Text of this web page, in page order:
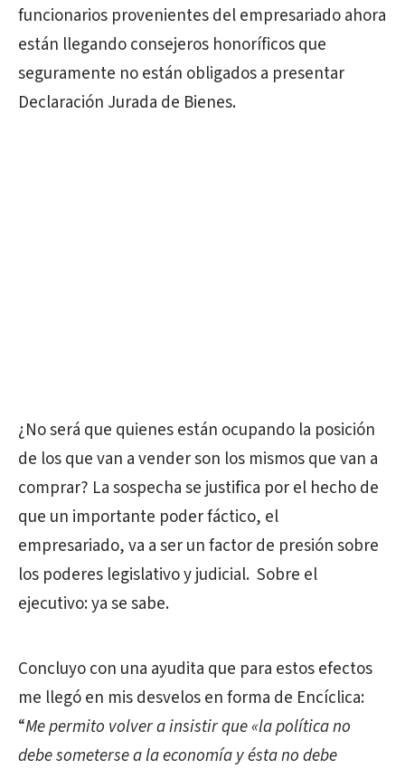
funcionarios provenientes del empresariado ahora
están llegando consejeros honoríficos que
seguramente no están obligados a presentar
Declaración Jurada de Bienes.
¿No será que quienes están ocupando la posición
de los que van a vender son los mismos que van a
comprar? La sospecha se justifica por el hecho de
que un importante poder fáctico, el
empresariado, va a ser un factor de presión sobre
los poderes legislativo y judicial. Sobre el
ejecutivo: ya se sabe.
Concluyo con una ayudita que para estos efectos
me llegó en mis desvelos en forma de Encíclica:
“Me permito volver a insistir que «la política no
debe someterse a la economía y ésta no debe